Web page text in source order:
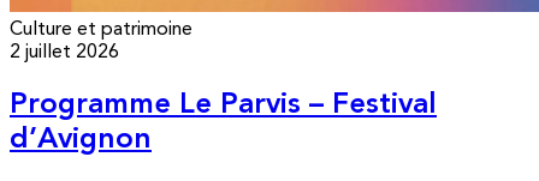
Culture et patrimoine
2 juillet 2026
Programme Le Parvis – Festival
d’Avignon